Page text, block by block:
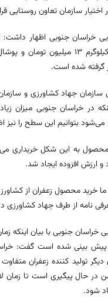
سازمان تعاون روستایی
خراسان جنوبی اظهار
گرفته شده است.
جهاد کشاورزی و
در خراسان جنوبی میزان
بتوانیم این سطح را نیز
به این شکل خریداری
و ارزش افزوده ایجاد شد.
خرید محصول زعفران از
نامه از طرف جهاد کشاورزی
خراسان جنوبی با بیان اینکه
آبان تا ۳۰ آذر پیش بینی شده است
تولید کننده زعفران
آن تا ۱۵ بهمن در حال پیگیری است
شود.